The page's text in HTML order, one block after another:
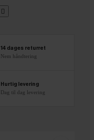

14 dages returret
Nem håndtering
Hurtig levering
Dag til dag levering